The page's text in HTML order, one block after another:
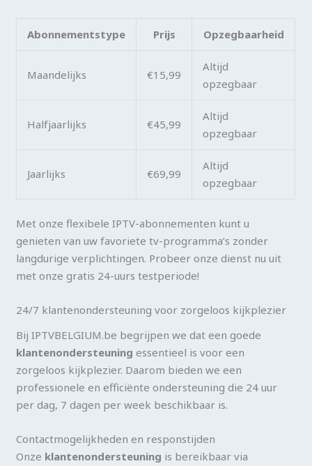
Abonnementstype Prijs Opzegbaarheid
Maandelijks €15,99
Altijd
opzegbaar
Halfjaarlijks €45,99
Altijd
opzegbaar
Jaarlijks €69,99
Altijd
opzegbaar
Met onze flexibele IPTV-abonnementen kunt u
genieten van uw favoriete tv-programma’s zonder
langdurige verplichtingen. Probeer onze dienst nu uit
met onze gratis 24-uurs testperiode!
24/7 klantenondersteuning voor zorgeloos kijkplezier
Bij IPTVBELGIUM.be begrijpen we dat een goede
klantenondersteuning essentieel is voor een
zorgeloos kijkplezier. Daarom bieden we een
professionele en efficiënte ondersteuning die 24 uur
per dag, 7 dagen per week beschikbaar is.
Contactmogelijkheden en responstijden
Onze klantenondersteuning is bereikbaar via